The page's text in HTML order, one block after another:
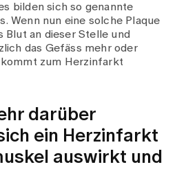
bilden sich so genannte
Wenn nun eine solche Plaque
Blut an dieser Stelle und
das Gefäss mehr oder
zum Herzinfarkt
darüber
ein Herzinfarkt
auswirkt und